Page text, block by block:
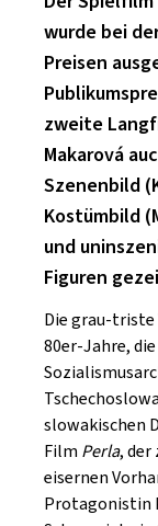
CAFÉ WOLF
GOLD &
HARD &
SINGER-
wurde bei
Preisen
zweite
Makarová
Szenenbild
Kostümbild
und
Figuren
Die grau-triste
80er-Jahre,
slowakischen
Film Perla, der
eisernen
Protagonistin